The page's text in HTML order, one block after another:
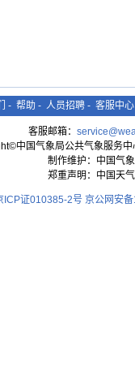
- 帮助 - 人员招聘 - 客服中心
客服邮箱：
中国气象局公共气象服务
制作维护：中国气
郑重声明：中国天
ICP证010385-2号 京公网安